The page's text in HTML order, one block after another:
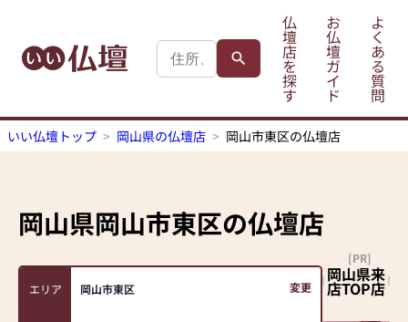
仏
壇
店
を
探
す
お
仏
壇
ガ
イ
ド
よ
く
あ
る
質
問
いい仏壇トップ 岡山県の仏壇店 岡山市東区の仏壇店
岡山県岡山市東区の仏壇店
エリア 岡山市東区 変更
岡山県来
店TOP店
[PR]